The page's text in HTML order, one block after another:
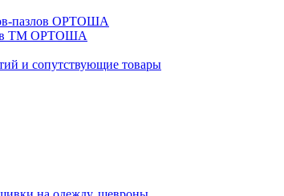
пазлов ОРТОША
ТМ ОРТОША
и сопутствующие товары